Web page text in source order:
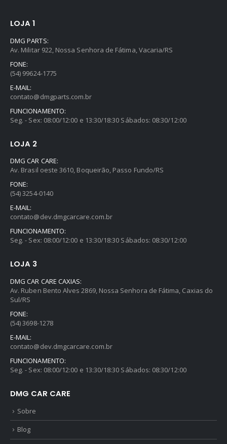
LOJA 1
DMG PARTS:
Av. Militar 922, Nossa Senhora de Fátima, Vacaria/RS
FONE:
(54) 99624-1775
E-MAIL:
contato@dmgparts.com.br
FUNCIONAMENTO:
Seg. - Sex: 08:00/12:00 e 13:30/18:30 Sábados: 08:30/12:00
LOJA 2
DMG CAR CARE:
Av. Brasil oeste 3610, Boqueirão, Passo Fundo/RS
FONE:
(54) 3254-0140
E-MAIL:
contato@dev.dmgcarcare.com.br
FUNCIONAMENTO:
Seg. - Sex: 08:00/12:00 e 13:30/18:30 Sábados: 08:30/12:00
LOJA 3
DMG CAR CARE CAXIAS:
Av. Ruben Bento Alves 2869, Nossa Senhora de Fátima, Caxias do
Sul/RS
FONE:
(54) 3698-1278
E-MAIL:
contato@dev.dmgcarcare.com.br
FUNCIONAMENTO:
Seg. - Sex: 08:00/12:00 e 13:30/18:30 Sábados: 08:30/12:00
DMG CAR CARE
Sobre
Blog